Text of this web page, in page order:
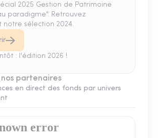
2025 Gestion de Patrimoine
paradigme". Retrouvez
notre sélection 2024.
: l'édition 2026 !
nos partenaires
en direct des fonds par univers